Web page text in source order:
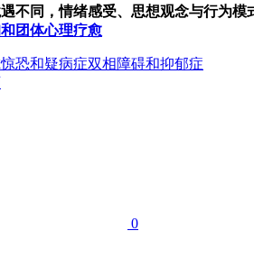
不同，情绪感受、思想观念与行为
团体心理疗愈
恐和疑病症双相障碍和抑郁症
0